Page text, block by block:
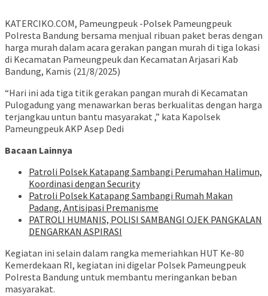
KATERCIKO.COM, Pameungpeuk -Polsek Pameungpeuk
Polresta Bandung bersama menjual ribuan paket beras dengan
harga murah dalam acara gerakan pangan murah di tiga lokasi
di Kecamatan Pameungpeuk dan Kecamatan Arjasari Kab
Bandung, Kamis (21/8/2025)
“Hari ini ada tiga titik gerakan pangan murah di Kecamatan
Pulogadung yang menawarkan beras berkualitas dengan harga
terjangkau untun bantu masyarakat ,” kata Kapolsek
Pameungpeuk AKP Asep Dedi
Bacaan Lainnya
‎Patroli Polsek Katapang Sambangi Perumahan Halimun,
Koordinasi dengan Security
‎Patroli Polsek Katapang Sambangi Rumah Makan
Padang, Antisipasi Premanisme
‎PATROLI HUMANIS, POLISI SAMBANGI OJEK PANGKALAN
DENGARKAN ASPIRASI
Kegiatan ini selain dalam rangka memeriahkan HUT Ke-80
Kemerdekaan RI, kegiatan ini digelar Polsek Pameungpeuk
Polresta Bandung untuk membantu meringankan beban
masyarakat.